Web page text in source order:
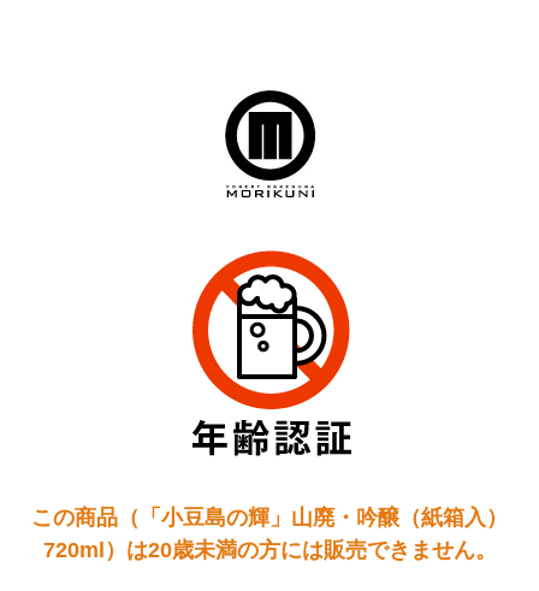
この商品（「小豆島の輝」山廃・吟醸（紙箱入）
720ml）は20歳未満の方には販売できません。